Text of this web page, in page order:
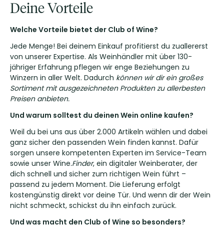
Deine Vorteile
Welche Vorteile bietet der Club of Wine?
Jede Menge! Bei deinem Einkauf profitierst du zuallererst
von unserer Expertise. Als Weinhändler mit über 130-
jähriger Erfahrung pflegen wir enge Beziehungen zu
Winzern in aller Welt. Dadurch können wir dir ein großes
Sortiment mit ausgezeichneten Produkten zu allerbesten
Preisen anbieten.
Und warum solltest du deinen Wein online kaufen?
Weil du bei uns aus über 2.000 Artikeln wählen und dabei
ganz sicher den passenden Wein finden kannst. Dafür
sorgen unsere kompetenten Experten im Service-Team
sowie unser Wine.Finder, ein digitaler Weinberater, der
dich schnell und sicher zum richtigen Wein führt –
passend zu jedem Moment. Die Lieferung erfolgt
kostengünstig direkt vor deine Tür. Und wenn dir der Wein
nicht schmeckt, schickst du ihn einfach zurück.
Und was macht den Club of Wine so besonders?